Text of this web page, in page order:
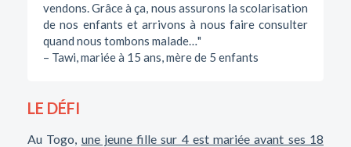
vendons. Grâce à ça, nous assurons la scolarisation
de nos enfants et arrivons à nous faire consulter
quand nous tombons malade…"
– Tawi, mariée à 15 ans, mère de 5 enfants
LE DÉFI
Au Togo, une jeune fille sur 4 est mariée avant ses 18